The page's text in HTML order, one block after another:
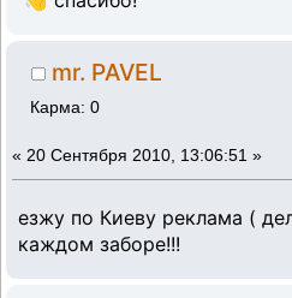
mr. PAVEL
Карма: 0
« 20 Сентября 2010, 13:06:51 »
езжу по Киеву реклама (
каждом заборе!!!